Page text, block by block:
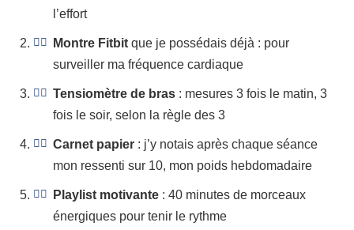
l’effort
Montre Fitbit que je possédais déjà : pour
surveiller ma fréquence cardiaque
Tensiomètre de bras : mesures 3 fois le matin, 3
fois le soir, selon la règle des 3
Carnet papier : j’y notais après chaque séance
mon ressenti sur 10, mon poids hebdomadaire
Playlist motivante : 40 minutes de morceaux
énergiques pour tenir le rythme